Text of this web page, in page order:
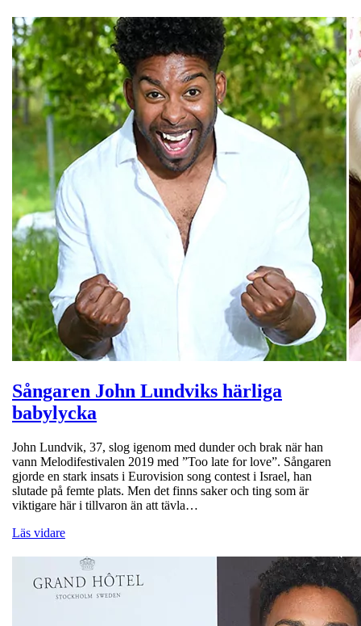
Sångaren John Lundviks härliga
babylycka
John Lundvik, 37, slog igenom med dunder och brak när han
vann Melodifestivalen 2019 med ”Too late for love”. Sångaren
gjorde en stark insats i Eurovision song contest i Israel, han
slutade på femte plats. Men det finns saker och ting som är
viktigare här i tillvaron än att tävla…
Läs vidare